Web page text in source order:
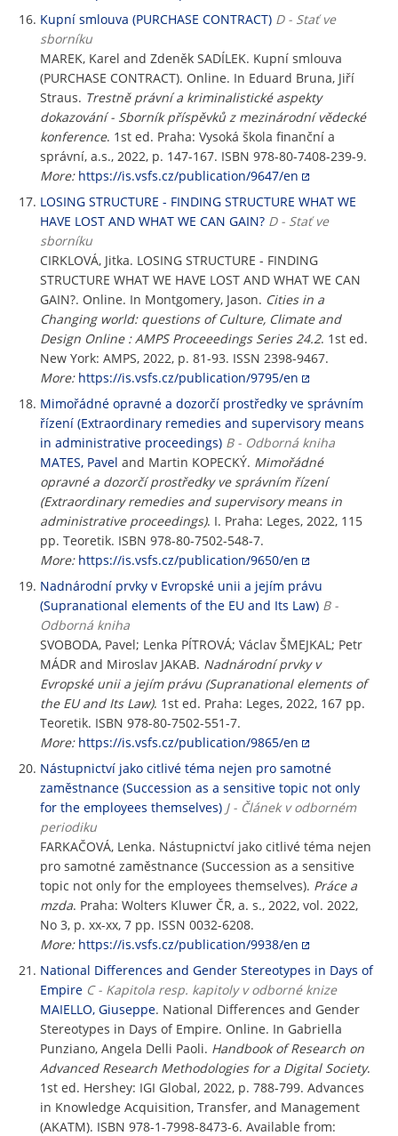
Kupní smlouva (PURCHASE CONTRACT) D - Stať ve
sborníku
MAREK, Karel and Zdeněk SADÍLEK. Kupní smlouva
(PURCHASE CONTRACT). Online. In Eduard Bruna, Jiří
Straus. Trestně právní a kriminalistické aspekty
dokazování - Sborník příspěvků z mezinárodní vědecké
konference. 1st ed. Praha: Vysoká škola finanční a
správní, a.s., 2022, p. 147-167. ISBN 978-80-7408-239-9.
More: https://is.vsfs.cz/publication/9647/en
LOSING STRUCTURE - FINDING STRUCTURE WHAT WE
HAVE LOST AND WHAT WE CAN GAIN? D - Stať ve
sborníku
CIRKLOVÁ, Jitka. LOSING STRUCTURE - FINDING
STRUCTURE WHAT WE HAVE LOST AND WHAT WE CAN
GAIN?. Online. In Montgomery, Jason. Cities in a
Changing world: questions of Culture, Climate and
Design Online : AMPS Proceeedings Series 24.2. 1st ed.
New York: AMPS, 2022, p. 81-93. ISSN 2398-9467.
More: https://is.vsfs.cz/publication/9795/en
Mimořádné opravné a dozorčí prostředky ve správním
řízení (Extraordinary remedies and supervisory means
in administrative proceedings) B - Odborná kniha
MATES, Pavel and Martin KOPECKÝ. Mimořádné
opravné a dozorčí prostředky ve správním řízení
(Extraordinary remedies and supervisory means in
administrative proceedings). I. Praha: Leges, 2022, 115
pp. Teoretik. ISBN 978-80-7502-548-7.
More: https://is.vsfs.cz/publication/9650/en
Nadnárodní prvky v Evropské unii a jejím právu
(Supranational elements of the EU and Its Law) B -
Odborná kniha
SVOBODA, Pavel; Lenka PÍTROVÁ; Václav ŠMEJKAL; Petr
MÁDR and Miroslav JAKAB. Nadnárodní prvky v
Evropské unii a jejím právu (Supranational elements of
the EU and Its Law). 1st ed. Praha: Leges, 2022, 167 pp.
Teoretik. ISBN 978-80-7502-551-7.
More: https://is.vsfs.cz/publication/9865/en
Nástupnictví jako citlivé téma nejen pro samotné
zaměstnance (Succession as a sensitive topic not only
for the employees themselves) J - Článek v odborném
periodiku
FARKAČOVÁ, Lenka. Nástupnictví jako citlivé téma nejen
pro samotné zaměstnance (Succession as a sensitive
topic not only for the employees themselves). Práce a
mzda. Praha: Wolters Kluwer ČR, a. s., 2022, vol. 2022,
No 3, p. xx-xx, 7 pp. ISSN 0032-6208.
More: https://is.vsfs.cz/publication/9938/en
National Differences and Gender Stereotypes in Days of
Empire C - Kapitola resp. kapitoly v odborné knize
MAIELLO, Giuseppe. National Differences and Gender
Stereotypes in Days of Empire. Online. In Gabriella
Punziano, Angela Delli Paoli. Handbook of Research on
Advanced Research Methodologies for a Digital Society.
1st ed. Hershey: IGI Global, 2022, p. 788-799. Advances
in Knowledge Acquisition, Transfer, and Management
(AKATM). ISBN 978-1-7998-8473-6. Available from: